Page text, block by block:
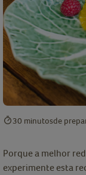
30 minutosde
Porque a melhor
experimente esta